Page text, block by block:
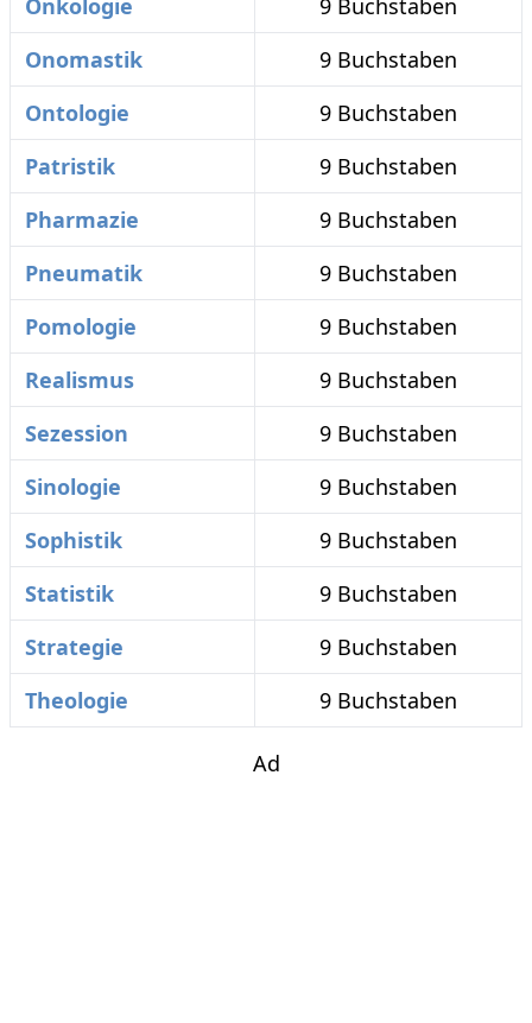
Onkologie
9 Buchstaben
Onomastik
9 Buchstaben
Ontologie
9 Buchstaben
Patristik
9 Buchstaben
Pharmazie
9 Buchstaben
Pneumatik
9 Buchstaben
Pomologie
9 Buchstaben
Realismus
9 Buchstaben
Sezession
9 Buchstaben
Sinologie
9 Buchstaben
Sophistik
9 Buchstaben
Statistik
9 Buchstaben
Strategie
9 Buchstaben
Theologie
9 Buchstaben
Ad